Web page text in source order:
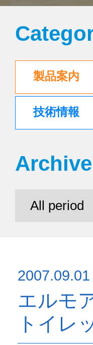
製品案内
技術情報
Archive
2007.09.01
エルモ
トイレ